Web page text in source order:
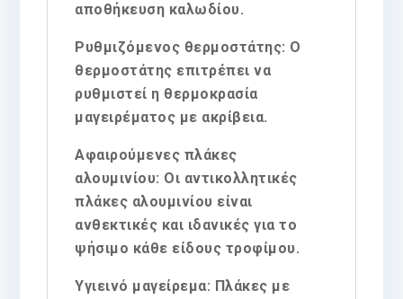
αποθήκευση καλωδίου.
Ρυθμιζόμενος θερμοστάτης: Ο
θερμοστάτης επιτρέπει να
ρυθμιστεί η θερμοκρασία
μαγειρέματος με ακρίβεια.
Αφαιρούμενες πλάκες
αλουμινίου: Οι αντικολλητικές
πλάκες αλουμινίου είναι
ανθεκτικές και ιδανικές για το
ψήσιμο κάθε είδους τροφίμου.
Υγιεινό μαγείρεμα: Πλάκες με